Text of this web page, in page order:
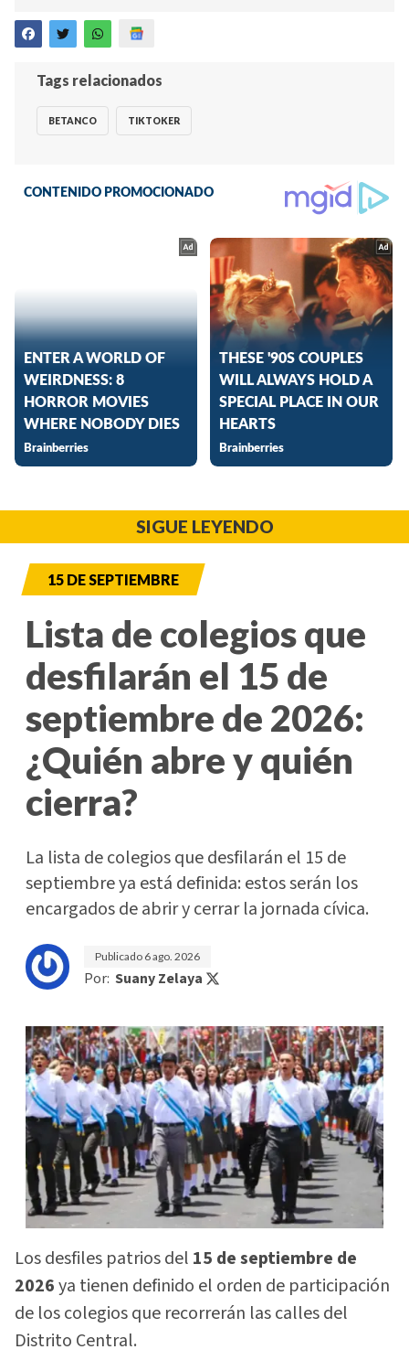
Tags relacionados
BETANCO TIKTOKER
SIGUE LEYENDO
15 DE SEPTIEMBRE
Lista de colegios que
desfilarán el 15 de
septiembre de 2026:
¿Quién abre y quién
cierra?
La lista de colegios que desfilarán el 15 de
septiembre ya está definida: estos serán los
encargados de abrir y cerrar la jornada cívica.
Publicado 6 ago. 2026
Por: Suany Zelaya
Los desfiles patrios del 15 de septiembre de
2026ya tienen definido el orden de participación
de los colegios que recorrerán las calles del
Distrito Central.